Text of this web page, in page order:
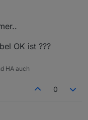
OK ist ???
HA auch
0